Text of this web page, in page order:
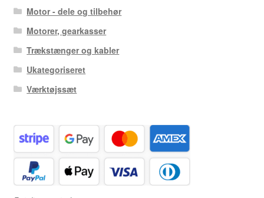
Motor - dele og tilbehør
Motorer, gearkasser
Trækstænger og kabler
Ukategoriseret
Værktøjssæt